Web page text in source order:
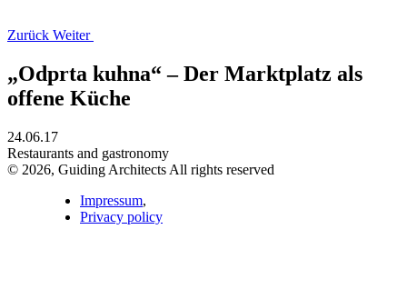
Zurück Weiter
„Odprta kuhna“ – Der Marktplatz als
offene Küche
24.06.17
Restaurants and gastronomy
© 2026, Guiding Architects All rights reserved
Impressum,
Privacy policy